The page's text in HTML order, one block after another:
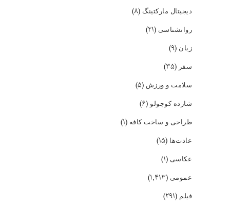
دیجیتال مارکتینگ (۸)
روانشناسی (۲۱)
زبان (۹)
سفر(۳۵)
سلامت و ورزش (۵)
شازده کوچولو(۶)
طراحی و ساخت کافه (۱)
عادت‌ها (۱۵)
عکاسی (۱)
عمومی (۱,۴۱۳)
فیلم (۲۹۱)